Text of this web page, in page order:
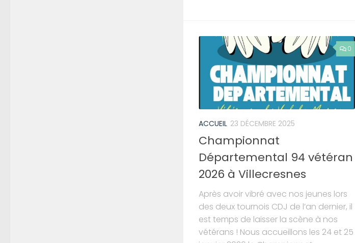
0
ACCUEIL 23 DÉCEMBRE 2025
Championnat
Départemental 94 vétéran
2026 à Villecresnes
Après avoir vibré avec nos jeunes lors
des deux tournois CDJ de l’an dernier, il
est temps de laisser la scène à nos
vétérans ! Nous accueillons les 24 et 25